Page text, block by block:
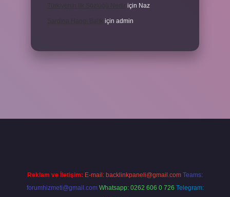
için Naz
için admin
Reklam ve İletişim: E-mail: backlinkpaneli@gmail.com Teams:
forumhizmeti@gmail.com Whatsapp: 0262 606 0 726 Telegram: